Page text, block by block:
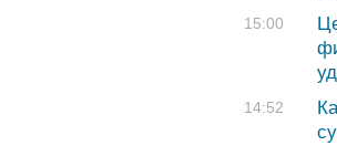
15:00
14:52